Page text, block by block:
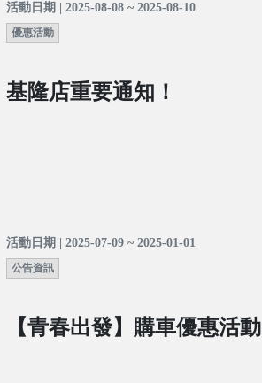
活動日期 | 2025-08-08 ~ 2025-08-10
優惠活動
基隆店重要通知！
活動日期 | 2025-07-09 ~ 2025-01-01
公告資訊
【青春出發】購車優惠活動